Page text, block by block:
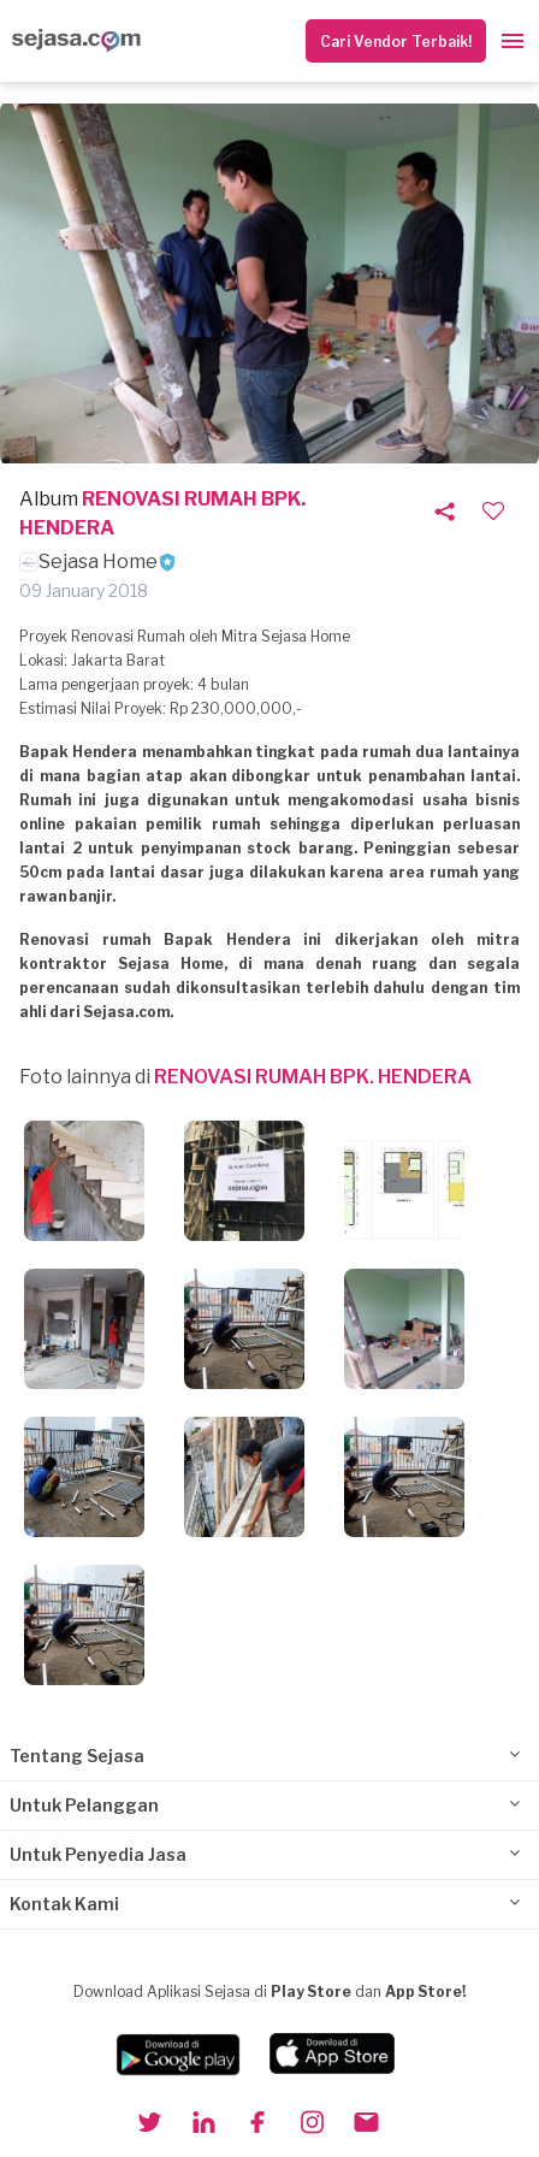
Cari Vendor Terbaik!
Album RENOVASI RUMAH BPK.
HENDERA
Sejasa Home
09 January 2018
Proyek Renovasi Rumah oleh Mitra Sejasa Home
Lokasi: Jakarta Barat
Lama pengerjaan proyek: 4 bulan
Estimasi Nilai Proyek: Rp 230,000,000,-
Bapak Hendera menambahkan tingkat pada rumah dua lantainya
di mana bagian atap akan dibongkar untuk penambahan lantai.
Rumah ini juga digunakan untuk mengakomodasi usaha bisnis
online pakaian pemilik rumah sehingga diperlukan perluasan
lantai 2 untuk penyimpanan stock barang. Peninggian sebesar
50cm pada lantai dasar juga dilakukan karena area rumah yang
rawan banjir.
Renovasi rumah Bapak Hendera ini dikerjakan oleh mitra
kontraktor Sejasa Home, di mana denah ruang dan segala
perencanaan sudah dikonsultasikan terlebih dahulu dengan tim
ahli dari Sejasa.com.
Foto lainnya di RENOVASI RUMAH BPK. HENDERA
Tentang Sejasa
Untuk Pelanggan
Untuk Penyedia Jasa
Kontak Kami
Download Aplikasi Sejasa di Play Store dan App Store!